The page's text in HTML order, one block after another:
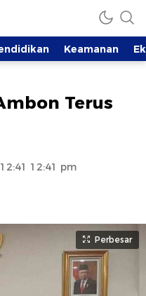
Keamanan
Terus
12:41 pm
Perbesar